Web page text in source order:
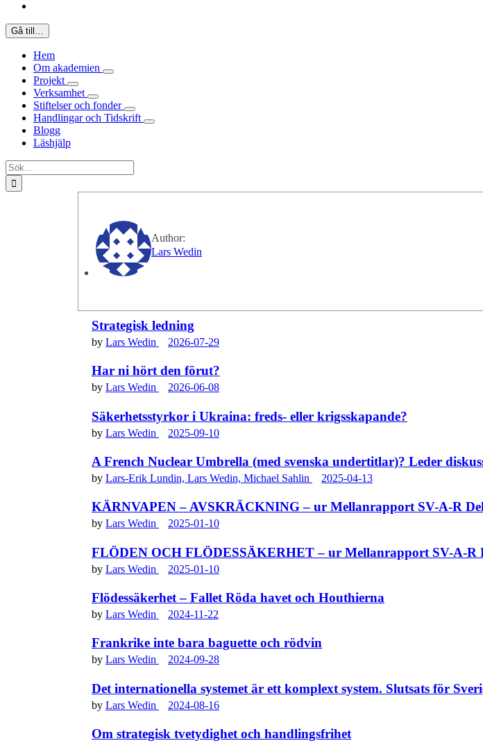
Gå till…
Hem
Om akademien
Projekt
Verksamhet
Stiftelser och fonder
Handlingar och Tidskrift
Blogg
Läshjälp
Sök
efter:
Author:
Lars Wedin
Strategisk ledning
by Lars Wedin 2026-07-29
Har ni hört den förut?
by Lars Wedin 2026-06-08
Säkerhetsstyrkor i Ukraina: freds- eller krigsskapande?
by Lars Wedin 2025-09-10
A French Nuclear Umbrella (med svenska undertitlar)? Leder
by Lars-Erik Lundin, Lars Wedin, Michael Sahlin 2025-04-13
KÄRNVAPEN – AVSKRÄCKNING – ur Mellanrapport SV-A-R
by Lars Wedin 2025-01-10
FLÖDEN OCH FLÖDESSÄKERHET – ur Mellanrapport SV-A-R
by Lars Wedin 2025-01-10
Flödessäkerhet – Fallet Röda havet och Houthierna
by Lars Wedin 2024-11-22
Frankrike inte bara baguette och rödvin
by Lars Wedin 2024-09-28
Det internationella systemet är ett komplext system. Slutsats för
by Lars Wedin 2024-08-16
Om strategisk tvetydighet och handlingsfrihet